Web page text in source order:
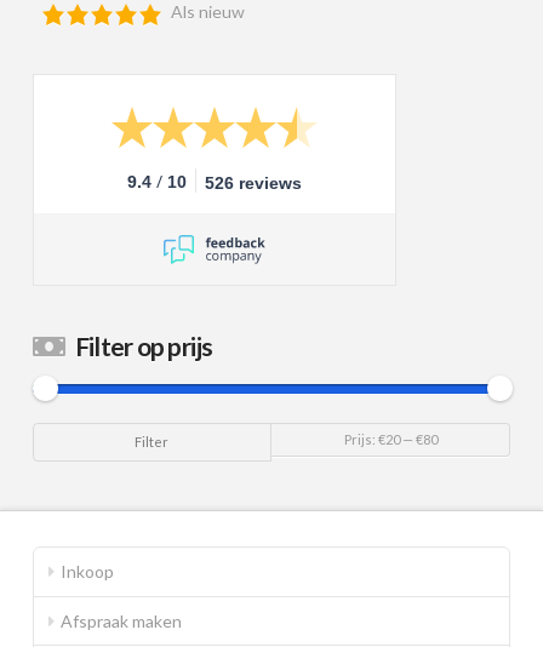
Als nieuw
9.4 / 10 526 reviews
Filter op prijs
prijs
prijs
Filter Prijs: €20— €80
Inkoop
Afspraak maken